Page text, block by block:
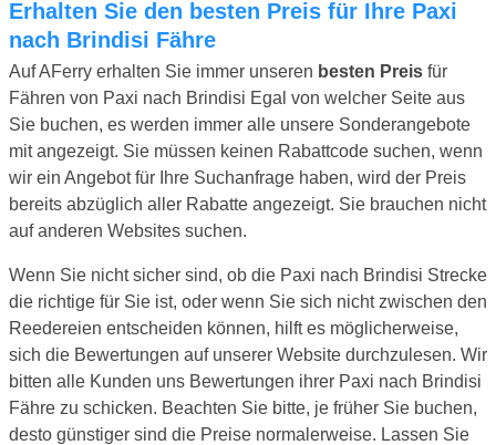
Erhalten Sie den besten Preis für Ihre Paxi
nach Brindisi Fähre
Auf AFerry erhalten Sie immer unseren besten Preis für
Fähren von Paxi nach Brindisi Egal von welcher Seite aus
Sie buchen, es werden immer alle unsere Sonderangebote
mit angezeigt. Sie müssen keinen Rabattcode suchen, wenn
wir ein Angebot für Ihre Suchanfrage haben, wird der Preis
bereits abzüglich aller Rabatte angezeigt. Sie brauchen nicht
auf anderen Websites suchen.
Wenn Sie nicht sicher sind, ob die Paxi nach Brindisi Strecke
die richtige für Sie ist, oder wenn Sie sich nicht zwischen den
Reedereien entscheiden können, hilft es möglicherweise,
sich die Bewertungen auf unserer Website durchzulesen. Wir
bitten alle Kunden uns Bewertungen ihrer Paxi nach Brindisi
Fähre zu schicken. Beachten Sie bitte, je früher Sie buchen,
desto günstiger sind die Preise normalerweise. Lassen Sie